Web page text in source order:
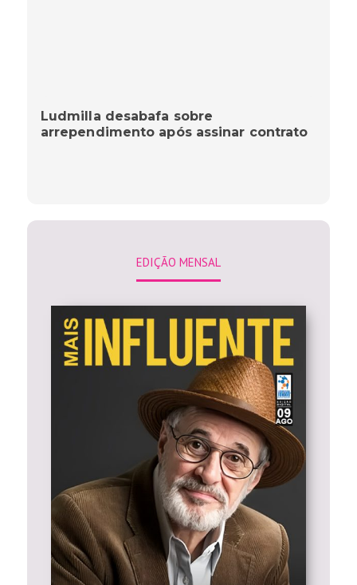
Ludmilla desabafa sobre
arrependimento após assinar contrato
EDIÇÃO MENSAL